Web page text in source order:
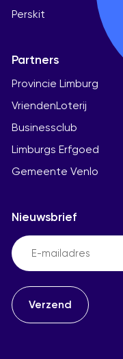
Perskit
Partners
Provincie Limburg
VriendenLoterij
Businessclub
Limburgs Erfgoed
Gemeente Venlo
Nieuwsbrief
Email
(Vereist)